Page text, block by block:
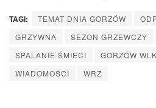
TAGI: TEMAT DNIA GORZÓW
GRZYWNA
SEZON GRZEWCZY
SPALANIE ŚMIECI
GORZÓW
WIADOMOŚCI
WRZ